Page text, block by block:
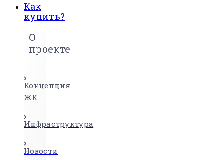
Как
купить?
О
проекте
Концепция
ЖК
Инфраструктура
Новости